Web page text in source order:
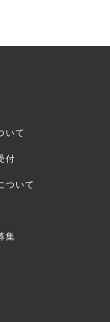
いて
付
ついて
集